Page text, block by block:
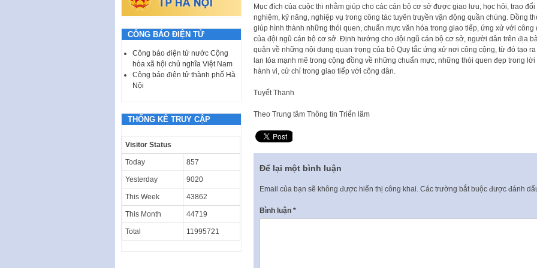
Mục đích của cuộc thi nhằm giúp cho các cán bộ cơ sở được giao lưu, học hỏi, trao đổi
nghiệm, kỹ năng, nghiệp vụ trong công tác tuyên truyền vận động quần chúng. Đồng
giúp hình thành những thói quen, chuẩn mực văn hóa trong giao tiếp, ứng xử với công
của đội ngũ cán bộ cơ sở. Định hướng cho đội ngũ cán bộ cơ sở, người dân trên địa
quận về những nội dung quan trọng của bộ Quy tắc ứng xử nơi công cộng, từ đó tạo
lan tỏa mạnh mẽ trong cộng đồng về những chuẩn mực, những thói quen đẹp trong lời
hành vi, cử chỉ trong giao tiếp với công dân.
Tuyết Thanh
Theo Trung tâm Thông tin Triển lãm
Để lại một bình luận
Email của bạn sẽ không được hiển thị công khai. Các trường bắt buộc được đánh
Bình luận *
CÔNG BÁO ĐIỆN TỬ
Công báo điện tử nước Cộng
hòa xã hội chủ nghĩa Việt Nam
Công báo điện tử thành phố Hà
Nội
THỐNG KÊ TRUY CẬP
Visitor Status
Today 857
Yesterday 9020
This Week 43862
This Month 44719
Total 11995721